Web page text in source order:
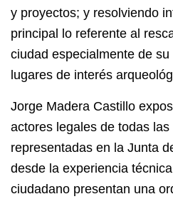
y proyectos; y resolviendo
principal lo referente al
ciudad especialmente de
lugares de interés
Jorge Madera Castillo
actores legales de todas
representadas en la Junta
desde la experiencia
ciudadano presentan una